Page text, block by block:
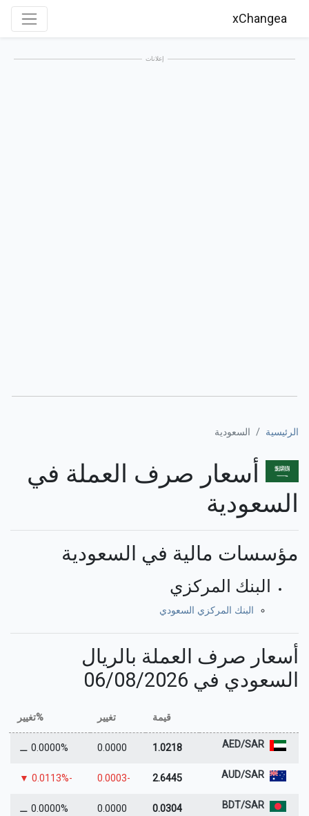
xChangea
إعلانات
الرئيسية السعودية
أسعار صرف العملة في
السعودية
مؤسسات مالية في السعودية
البنك المركزي
البنك المركزي السعودي
أسعار صرف العملة بالريال
السعودي في 06/08/2026
قيمة تغيير %تغيير
AED/SAR
1.0218
0.0000
0.0000%
⚊
AUD/SAR
2.6445
-0.0003
-0.0113%
▼
BDT/SAR
0.0304
0.0000
0.0000%
⚊